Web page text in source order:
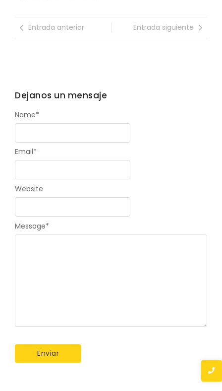
Entrada anterior Entrada siguiente
Dejanos un mensaje
Message*
Name*
Email*
Website